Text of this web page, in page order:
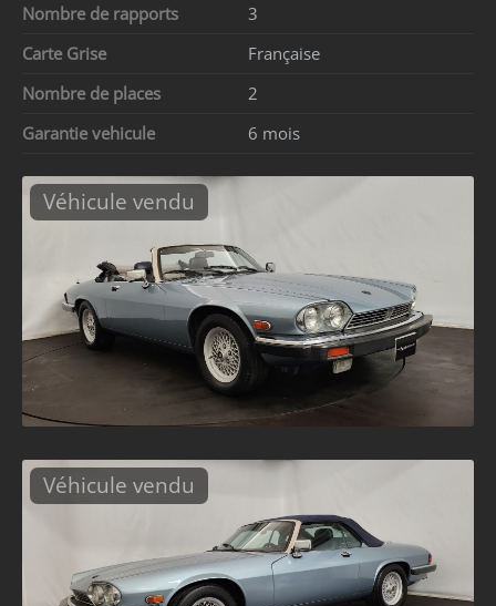
Nombre de rapports
3
Carte Grise
Française
Nombre de places
2
Garantie vehicule
6 mois
Véhicule vendu
Véhicule vendu